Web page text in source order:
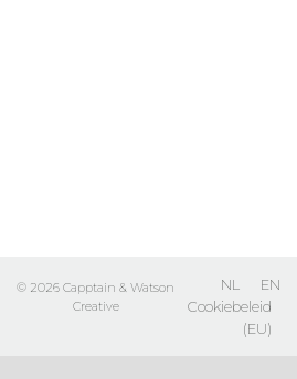
© 2026Capptain &Watson
Creative
NL
EN
Cookiebeleid
(EU)